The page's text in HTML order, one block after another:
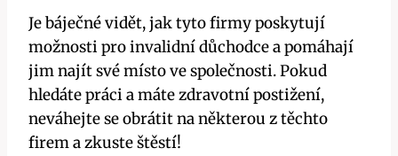
Je báječné vidět, jak tyto firmy poskytují
možnosti pro invalidní důchodce a pomáhají
jim najít své místo ve společnosti. Pokud
hledáte práci a máte zdravotní postižení,
neváhejte se obrátit na některou z těchto
firem a zkuste štěstí!